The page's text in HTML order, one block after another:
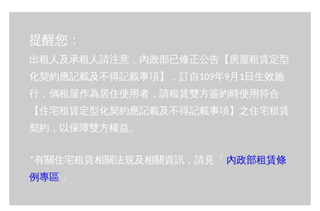
提醒您：
出租人及承租人請注意，內政部已修正公告【房屋租賃定型
化契約應記載及不得記載事項】，訂自109年9月1日生效施
行，倘租屋作為居住使用者，請租賃雙方簽約時使用符合
【住宅租賃定型化契約應記載及不得記載事項】之住宅租賃
契約，以保障雙方權益。
*有關住宅租賃相關法規及相關資訊，請見「 內政部租賃條
例專區 」